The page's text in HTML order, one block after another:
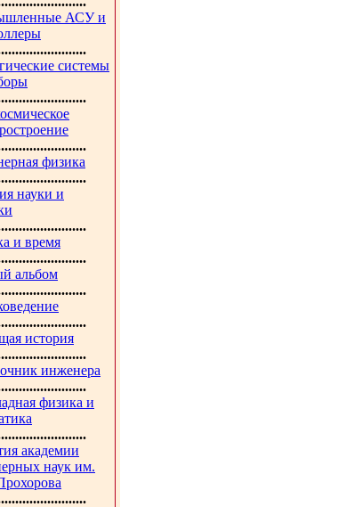
АСУ и
системы
физика
науки и
и время
альбом
история
инженера
физика и
академии
наук им.